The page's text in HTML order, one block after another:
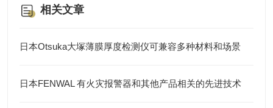
相关文章
日本Otsuka大塚薄膜厚度检测仪可兼容多种材料和场景
日本FENWAL 有火灾报警器和其他产品相关的先进技术